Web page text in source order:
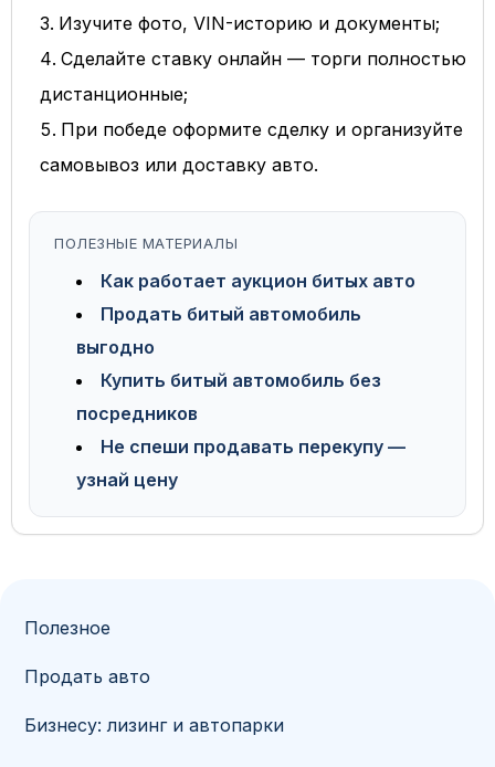
Изучите фото, VIN-историю и документы;
Сделайте ставку онлайн — торги полностью
дистанционные;
При победе оформите сделку и организуйте
самовывоз или доставку авто.
ПОЛЕЗНЫЕ МАТЕРИАЛЫ
Как работает аукцион битых авто
Продать битый автомобиль
выгодно
Купить битый автомобиль без
посредников
Не спеши продавать перекупу —
узнай цену
Полезное
Продать авто
Бизнесу: лизинг и автопарки